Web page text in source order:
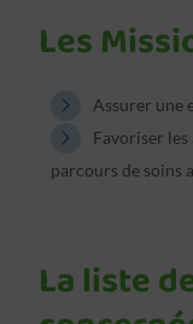
Les
Assurer une
Favoriser
parcours de soins
La liste